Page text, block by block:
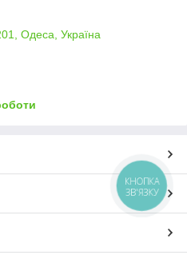
Одеса, Україна
КНОПКА
ЗВ'ЯЗКУ